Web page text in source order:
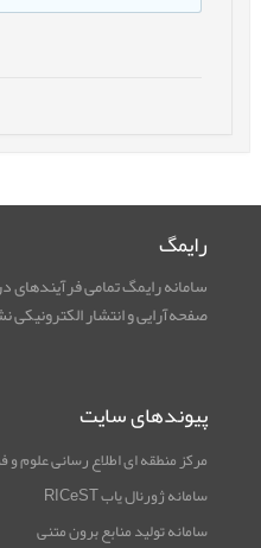
رایمگ
سامانه رایمگ تمامی فرآیندهای
صفحه‌آرایی و انتشار الکترونیکی
پیوندهای سایت
مرکز منطقه ای اطلاع رسانی علوم و
سامانه ژورنال یاب RICeST
سامانه تولید منابع برون متنی